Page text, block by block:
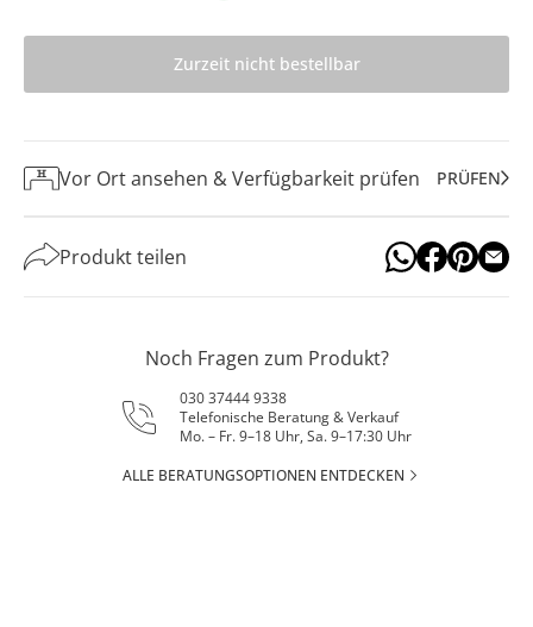
Zurzeit nicht bestellbar
Vor Ort ansehen & Verfügbarkeit prüfen PRÜFEN
Produkt teilen
Noch Fragen zum Produkt?
030 37444 9338
Telefonische Beratung & Verkauf
Mo. – Fr. 9–18 Uhr, Sa. 9–17:30 Uhr
ALLE BERATUNGSOPTIONEN ENTDECKEN